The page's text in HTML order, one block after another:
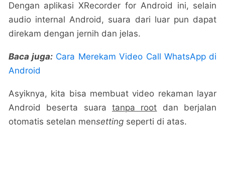
Dengan aplikasi XRecorder for Android ini, selain
audio internal Android, suara dari luar pun dapat
direkam dengan jernih dan jelas.
Baca juga: Cara Merekam Video Call WhatsApp di
Android
Asyiknya, kita bisa membuat video rekaman layar
Android beserta suara tanpa root dan berjalan
otomatis setelan mensettingseperti di atas.